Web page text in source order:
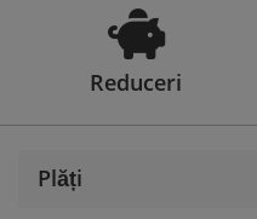
Reduceri
Plăți